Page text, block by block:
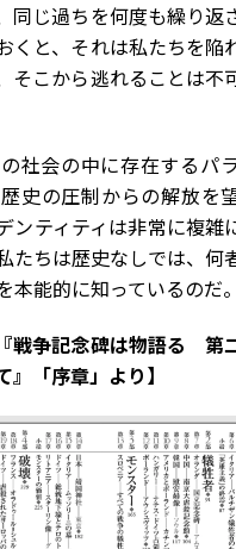
同じ過ちを何度も繰り返
くと、それは私たちを陥
そこから逃れることは不
社会の中に存在するパ
史の圧制からの解放を
ンティティは非常に複雑
たちは歴史なしでは、何
本能的に知っているのだ。
戦争記念碑は物語る 第
』「序章」より】